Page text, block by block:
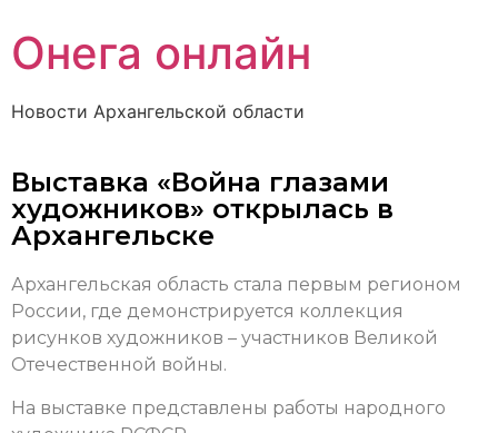
Онега онлайн
Новости Архангельской области
Выставка «Война глазами
художников» открылась в
Архангельске
Архангельская область стала первым регионом
России, где демонстрируется коллекция
рисунков художников – участников Великой
Отечественной войны.
На выставке представлены работы народного